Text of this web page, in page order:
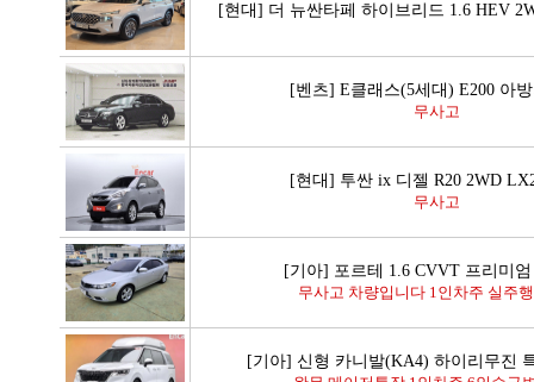
[현대] 더 뉴싼타페 하이브리드 1.6 HEV
[벤츠] E클래스(5세대) E200 아
무사고
[현대] 투싼 ix 디젤 R20 2WD
무사고
[기아] 포르테 1.6 CVVT 프리미
무사고 차량입니다 1인차주 실주
[기아] 신형 카니발(KA4) 하이리무진